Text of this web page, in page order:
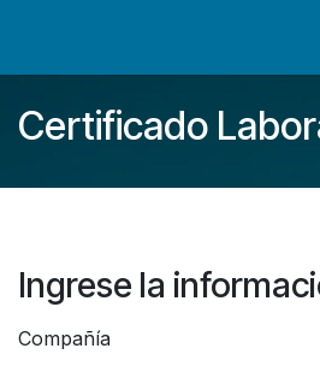
Certificado
Ingrese la
Compañía